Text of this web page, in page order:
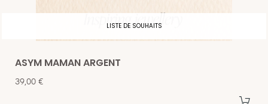
LISTE DE SOUHAITS
ASYM MAMAN ARGENT
Prix
39,00 €